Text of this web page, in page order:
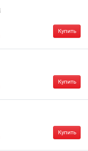
Купить
Купить
Купить